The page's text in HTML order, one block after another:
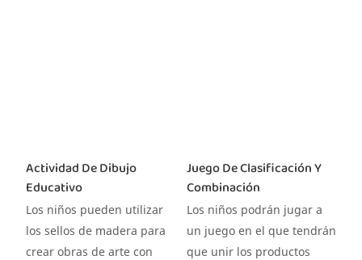
Actividad De Dibujo
Educativo
Los niños pueden utilizar
los sellos de madera para
crear obras de arte con
Juego De Clasificación Y
Combinación
Los niños podrán jugar a
un juego en el que tendrán
que unir los productos